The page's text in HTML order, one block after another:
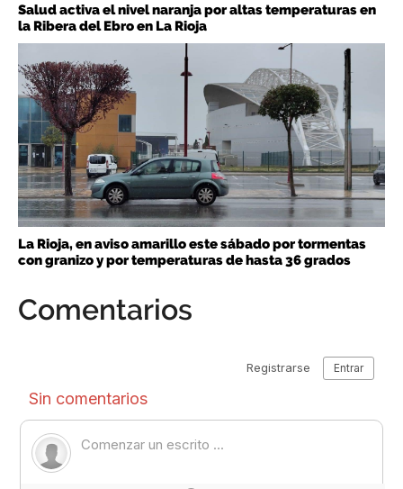
Salud activa el nivel naranja por altas temperaturas en
la Ribera del Ebro en La Rioja
La Rioja, en aviso amarillo este sábado por tormentas
con granizo y por temperaturas de hasta 36 grados
Comentarios